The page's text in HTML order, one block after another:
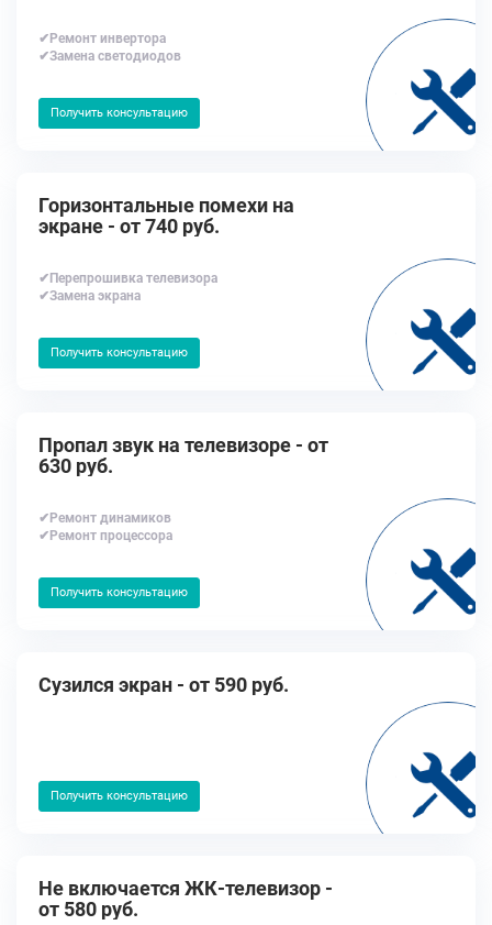
✔Ремонт инвертора
✔Замена светодиодов
Получить консультацию
Горизонтальные помехи на
экране - от 740 руб.
✔Перепрошивка телевизора
✔Замена экрана
Получить консультацию
Пропал звук на телевизоре - от
630 руб.
✔Ремонт динамиков
✔Ремонт процессора
Получить консультацию
Cузился экран - от 590 руб.
Получить консультацию
Не включается ЖК-телевизор -
от 580 руб.